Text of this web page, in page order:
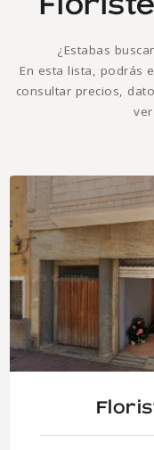
¿Estabas
En esta lista, podrás
consultar precios,